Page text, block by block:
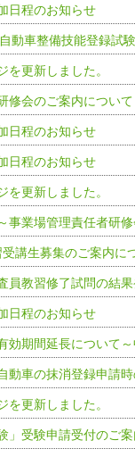
日程のお知らせ
動車整備技能登録試
を更新しました。
修会のご案内について
日程のお知らせ
日程のお知らせ
を更新しました。
事業場管理責任者研
講生募集のご案内に
員教習修了試問の結
日程のお知らせ
効期間延長について
動車の抹消登録申請
を更新しました。
」受験申請受付のご